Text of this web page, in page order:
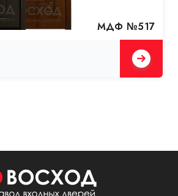
МДФ №517